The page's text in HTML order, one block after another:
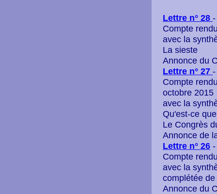
Lettre n° 28
Compte
avec la
La sieste
Annonce du
Lettre n° 27
Compte
octobre 2015
avec la
Qu'est-ce
Le Congrès
Annonce de
Lettre n° 26
Compte
avec la
complétée
Annonce du